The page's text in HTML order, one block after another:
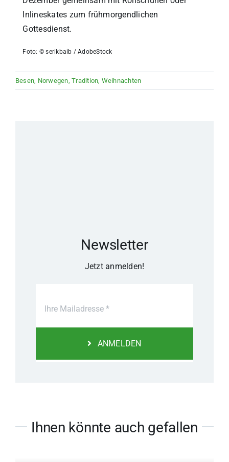
Inlineskates zum frühmorgendlichen
Gottesdienst.
Foto: © serikbaib / AdobeStock
Besen, Norwegen,Tradition, Weihnachten
Newsletter
Jetzt anmelden!
ANMELDEN
Ihnen könnte auch gefallen